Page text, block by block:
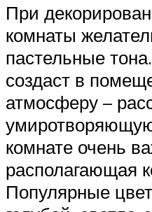
При
комнаты
пастельные
создаст в
атмосферу –
комнате очень
располагающая
Популярные